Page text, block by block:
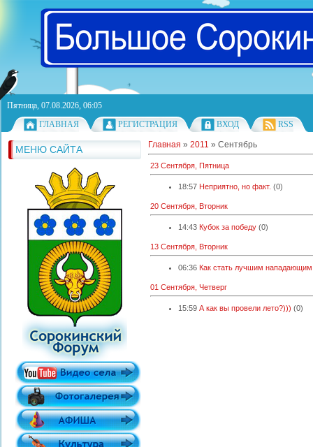
Пятница, 07.08.2026, 06:05
ГЛАВНАЯ
РЕГИСТРАЦИЯ ВХОД RSS
МЕНЮ САЙТА Главная » 2011 » Сентябрь
23 Сентября, Пятница
18:57 Неприятно, но факт. (0)
20 Сентября, Вторник
14:43 Кубок за победу (0)
13 Сентября, Вторник
06:36 Как стать лучшим
01 Сентября, Четверг
15:59 А как вы провели лето?))) (0)